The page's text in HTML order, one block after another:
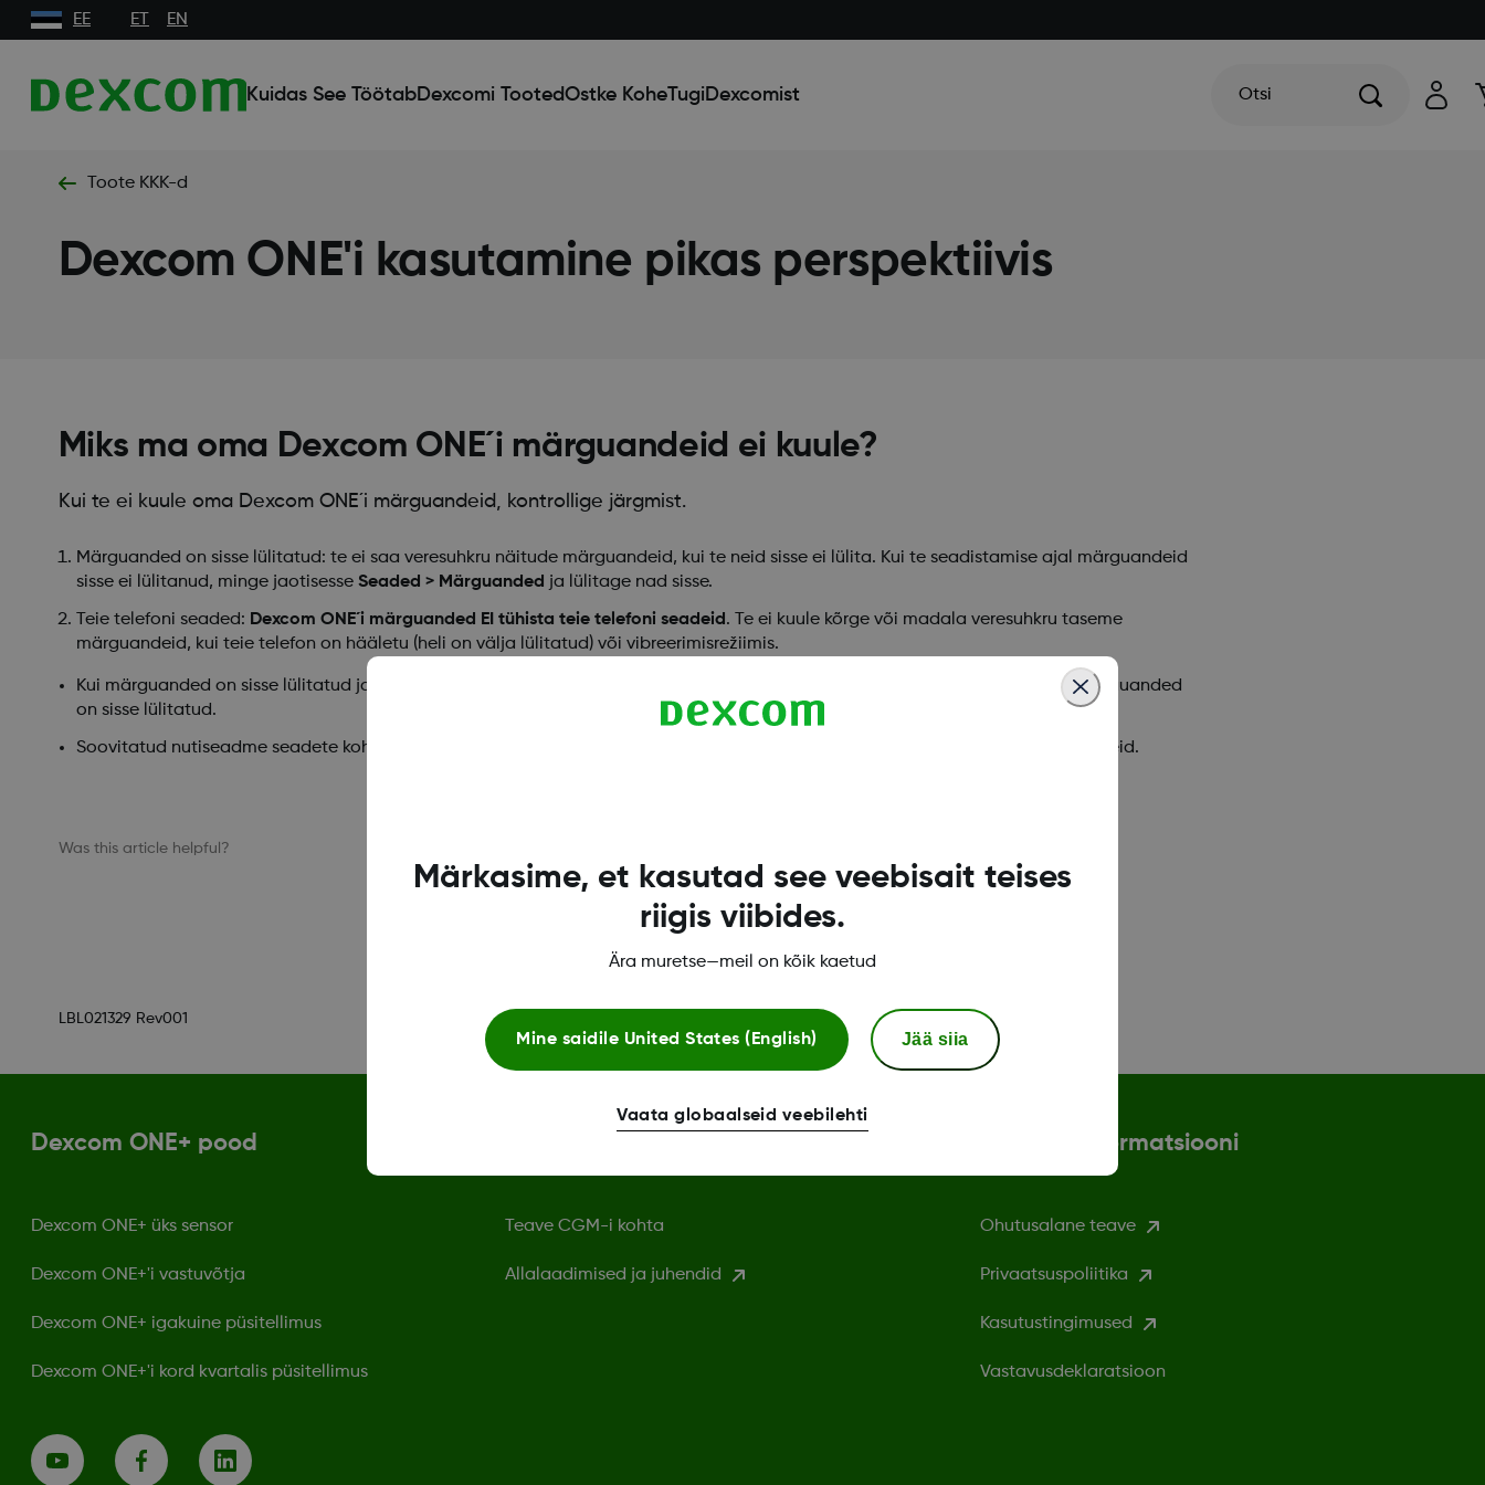
EE ET EN
Kuidas See TöötabDexcomi TootedOstke KoheTugi Dexcomist Otsi
Toote KKK-d
Dexcom ONE'i kasutamine pikas perspektiivis
Miks ma oma Dexcom ONE´i märguandeid ei kuule?
Kui te ei kuule oma Dexcom ONE´i märguandeid, kontrollige järgmist.
Märguanded on sisse lülitatud: te ei saa veresuhkru näitude märguandeid, kui te neid sisse ei lülita. Kui te seadistamise ajal märguandeid
sisse ei lülitanud, minge jaotisesse Seaded > Märguanded ja lülitage nad sisse.
Teie telefoni seaded: Dexcom ONE´i märguanded EI tühista teie telefoni seadeid. Te ei kuule kõrge või madala veresuhkru taseme
märguandeid, kui teie telefon on hääletu (heli on välja lülitatud) või vibreerimisrežiimis.
Kui märguanded on sisse lülitatud ja seade on hääle peale seadistatud, kontrollige, kas rakendus, Bluetooth, helitugevus ja märguanded
on sisse lülitatud.
Soovitatud nutiseadme seadete kohta vt Dexcom ONE´i kasutusjuhendi 2. peatükki. Kõlari testimiseks vaadake nutiseadme juhiseid.
Was this article helpful?
LBL021329 Rev001
Dexcom ONE+ pood
Dexcom ONE+ üks sensor
Dexcom ONE+'i vastuvõtja
Dexcom ONE+ igakuine püsitellimus
Dexcom ONE+'i kord kvartalis püsitellimus
Teave CGM-i kohta
Allalaadimised ja juhendid
Rohkem informatsiooni
Ohutusalane teave
Privaatsuspoliitika
Kasutustingimused
Vastavusdeklaratsioon
Märkasime, et kasutad see veebisait teises
riigis viibides.
Ära muretse—meil on kõik kaetud
Mine saidile United States (English) Jää siia
Vaata globaalseid veebilehti